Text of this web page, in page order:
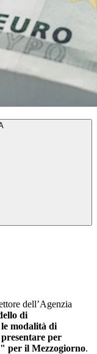
dell’Agenzia
di
modalità di
per
per il Mezzogiorno.